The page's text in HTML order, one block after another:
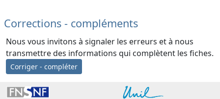
Corrections - compléments
Nous vous invitons à signaler les erreurs et à nous
transmettre des informations qui complètent les fiches.
Corriger - compléter